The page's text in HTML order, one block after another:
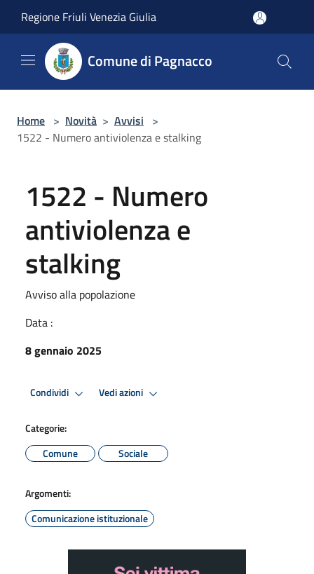
Regione Friuli Venezia Giulia
Comune di Pagnacco
Home > Novità > Avvisi >
1522 - Numero antiviolenza e stalking
1522 - Numero
antiviolenza e
stalking
Avviso alla popolazione
Data :
8 gennaio 2025
Condividi Vedi azioni
Categorie:
Comune
Sociale
Argomenti:
Comunicazione istituzionale